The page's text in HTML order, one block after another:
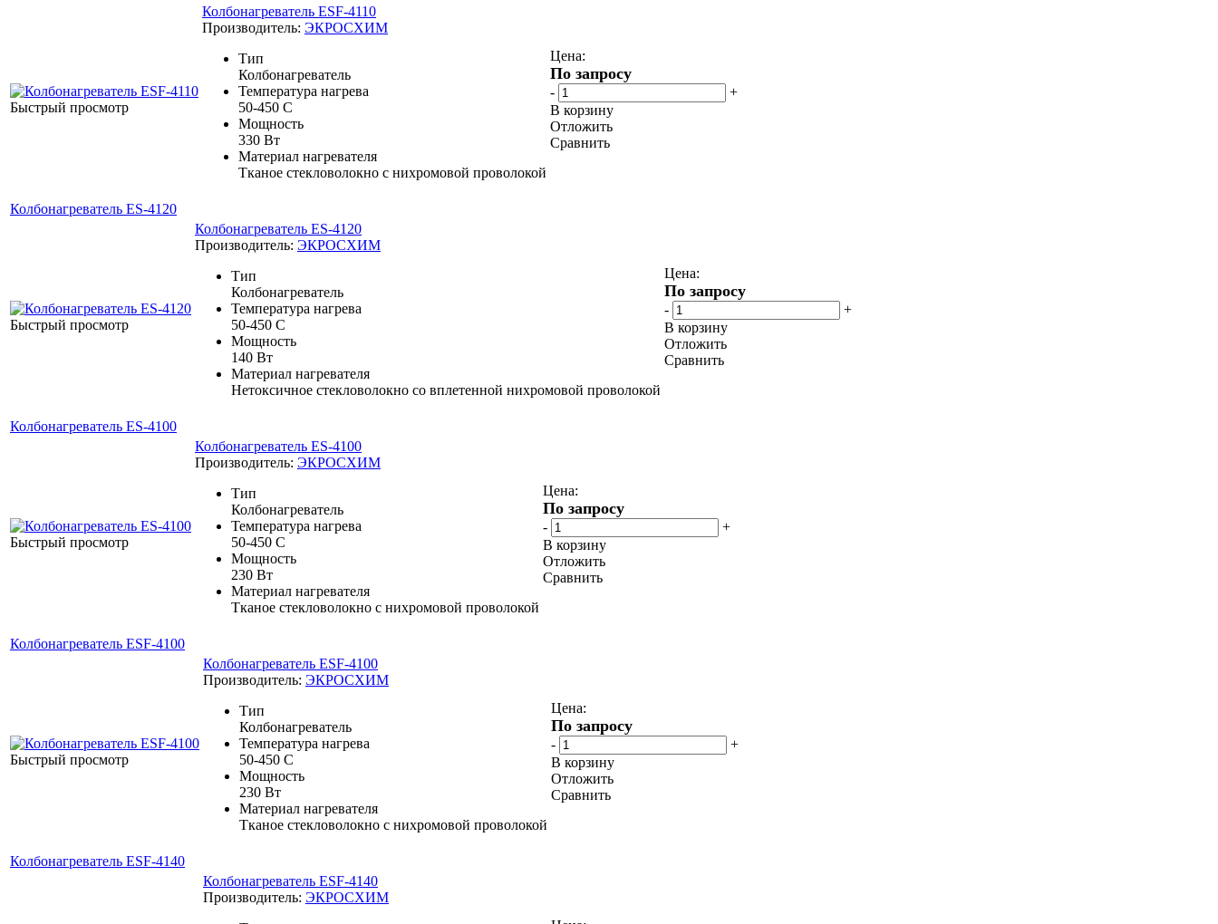
Быстрый просмотр
Колбонагреватель ESF-4110
Производитель: ЭКРОСХИМ
Тип
Колбонагреватель
Температура нагрева
50-450 С
Мощность
330 Вт
Материал нагревателя
Тканое стекловолокно с нихромовой проволокой
Цена:
По запросу
-
+
В корзину
Отложить
Сравнить
Колбонагреватель ES-4120
Быстрый просмотр
Колбонагреватель ES-4120
Производитель: ЭКРОСХИМ
Тип
Колбонагреватель
Температура нагрева
50-450 С
Мощность
140 Вт
Материал нагревателя
Нетоксичное стекловолокно со вплетенной нихромовой проволокой
Цена:
По запросу
-
+
В корзину
Отложить
Сравнить
Колбонагреватель ES-4100
Быстрый просмотр
Колбонагреватель ES-4100
Производитель: ЭКРОСХИМ
Тип
Колбонагреватель
Температура нагрева
50-450 С
Мощность
230 Вт
Материал нагревателя
Тканое стекловолокно с нихромовой проволокой
Цена:
По запросу
-
+
В корзину
Отложить
Сравнить
Колбонагреватель ESF-4100
Быстрый просмотр
Колбонагреватель ESF-4100
Производитель: ЭКРОСХИМ
Тип
Колбонагреватель
Температура нагрева
50-450 С
Мощность
230 Вт
Материал нагревателя
Тканое стекловолокно с нихромовой проволокой
Цена:
По запросу
-
+
В корзину
Отложить
Сравнить
Колбонагреватель ESF-4140
Колбонагреватель ESF-4140
Производитель: ЭКРОСХИМ